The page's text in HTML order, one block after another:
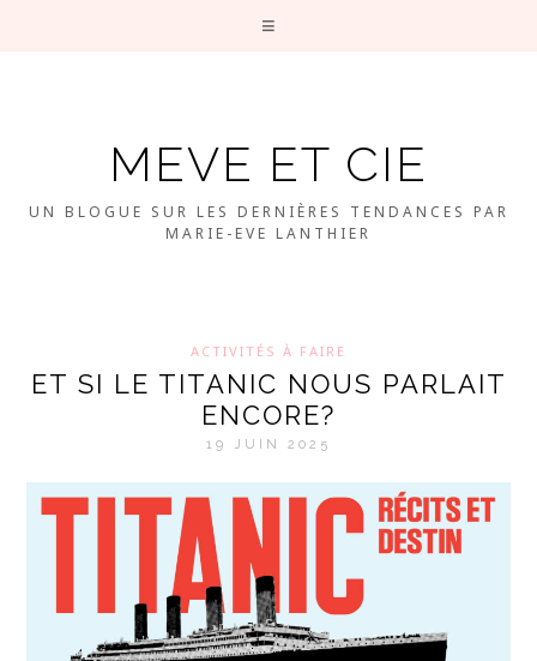
MEVE ET CIE
UN BLOGUE SUR LES DERNIÈRES TENDANCES PAR
MARIE-EVE LANTHIER
ACTIVITÉS À FAIRE
ET SI LE TITANIC NOUS PARLAIT
ENCORE?
19 JUIN 2025